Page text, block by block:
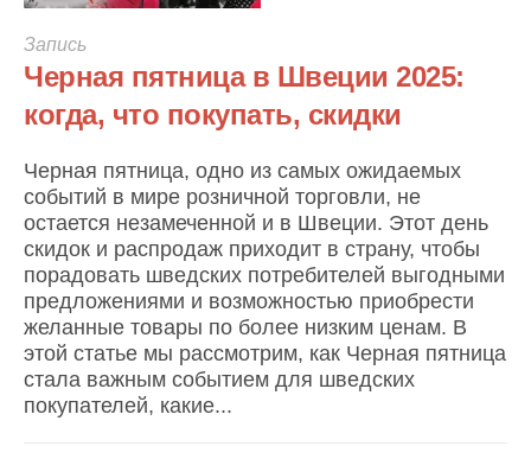
Запись
Черная пятница в Швеции 2025:
когда, что покупать, скидки
Черная пятница, одно из самых ожидаемых
событий в мире розничной торговли, не
остается незамеченной и в Швеции. Этот день
скидок и распродаж приходит в страну, чтобы
порадовать шведских потребителей выгодными
предложениями и возможностью приобрести
желанные товары по более низким ценам. В
этой статье мы рассмотрим, как Черная пятница
стала важным событием для шведских
покупателей, какие...